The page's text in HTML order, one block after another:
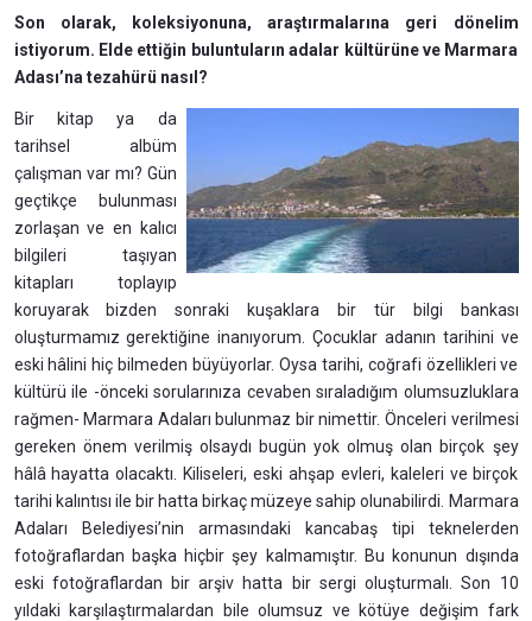
Son olarak, koleksiyonuna, araştırmalarına geri dönelim
istiyorum. Elde ettiğin buluntuların adalar kültürüne ve Marmara
Adası’na tezahürü nasıl?
Bir kitap ya da
tarihsel albüm
çalışman var mı? Gün
geçtikçe bulunması
zorlaşan ve en kalıcı
bilgileri taşıyan
kitapları toplayıp
koruyarak bizden sonraki kuşaklara bir tür bilgi bankası
oluşturmamız gerektiğine inanıyorum. Çocuklar adanın tarihini ve
eski hâlini hiç bilmeden büyüyorlar. Oysa tarihi, coğrafi özellikleri ve
kültürü ile -önceki sorularınıza cevaben sıraladığım olumsuzluklara
rağmen- Marmara Adaları bulunmaz bir nimettir. Önceleri verilmesi
gereken önem verilmiş olsaydı bugün yok olmuş olan birçok şey
hâlâ hayatta olacaktı. Kiliseleri, eski ahşap evleri, kaleleri ve birçok
tarihi kalıntısı ile bir hatta birkaç müzeye sahip olunabilirdi. Marmara
Adaları Belediyesi’nin armasındaki kancabaş tipi teknelerden
fotoğraflardan başka hiçbir şey kalmamıştır. Bu konunun dışında
eski fotoğraflardan bir arşiv hatta bir sergi oluşturmalı. Son 10
yıldaki karşılaştırmalardan bile olumsuz ve kötüye değişim fark